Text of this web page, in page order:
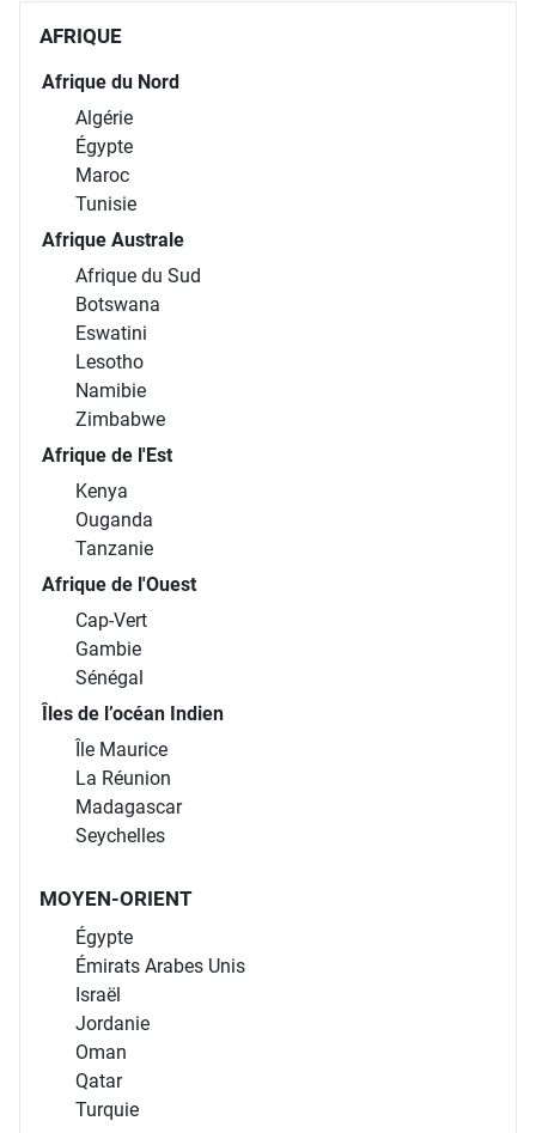
AFRIQUE
Afrique du Nord
Algérie
Égypte
Maroc
Tunisie
Afrique Australe
Afrique du Sud
Botswana
Eswatini
Lesotho
Namibie
Zimbabwe
Afrique de l'Est
Kenya
Ouganda
Tanzanie
Afrique de l'Ouest
Cap-Vert
Gambie
Sénégal
Îles de l’océan Indien
Île Maurice
La Réunion
Madagascar
Seychelles
MOYEN-ORIENT
Égypte
Émirats Arabes Unis
Israël
Jordanie
Oman
Qatar
Turquie